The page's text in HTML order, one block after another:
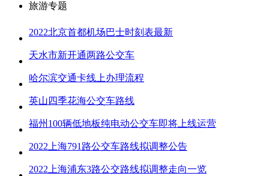
旅游专题
2022北京首都机场巴士时刻表最新
天水市新开通两路公交车
哈尔滨交通卡线上办理流程
英山四季花海公交车路线
福州100辆低地板纯电动公交车即将上线运营
2022上海791路公交车路线拟调整公告
2022上海浦东3路公交路线拟调整走向一览